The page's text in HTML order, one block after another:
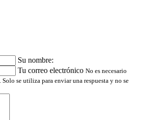
Su nombre:
Tu correo electrónico No es necesario
se utiliza para enviar una respuesta y no se